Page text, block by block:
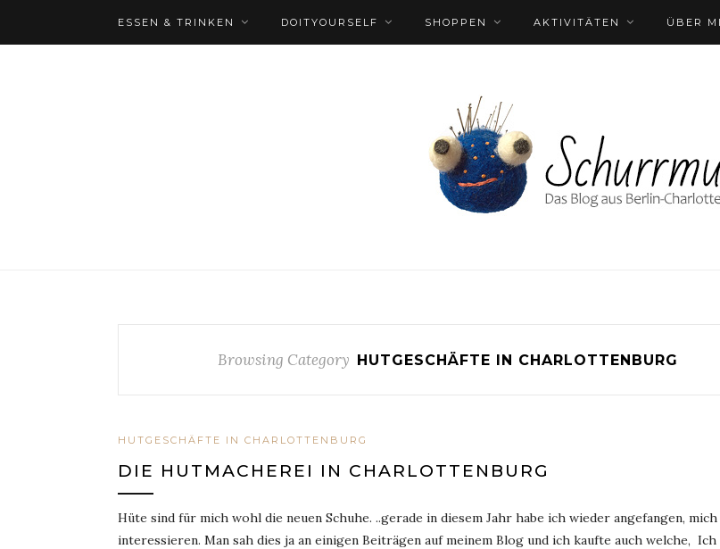
ESSEN & TRINKEN DOITYOURSELF SHOPPEN AKTIVITÄTEN ÜBER
Browsing Category HUTGESCHÄFTE IN CHARLOTTENBURG
HUTGESCHÄFTE IN CHARLOTTENBURG
DIE HUTMACHEREI IN CHARLOTTENBURG
Hüte sind für mich wohl die neuen Schuhe. ..gerade in diesem Jahr habe ich wieder angefangen,
interessieren. Man sah dies ja an einigen Beiträgen auf meinem Blog und ich kaufte auch welche, Ich